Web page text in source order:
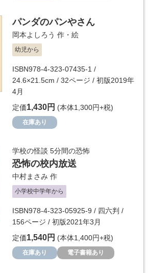
パンダのパンやさん
岡本よしろう 作・絵
幼児から
ISBN978-4-323-07435-1 /
24.6×21.5cm / 32ページ / 初版2019年
4月
定価1,430円 (本体1,300円+税)
在庫あり
学校の怪談 5分間の恐怖
恐怖の校内放送
中村まさみ 作
小学校中学年から
ISBN978-4-323-05925-9 / 四六判 /
156ページ / 初版2021年3月
定価1,540円 (本体1,400円+税)
在庫あり 電子書籍あり